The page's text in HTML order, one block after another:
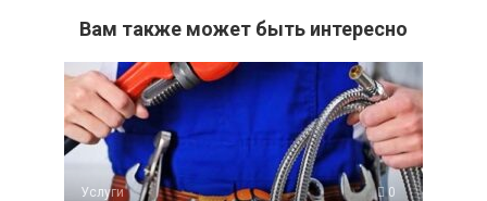
Вам также может быть интересно
Услуги 0